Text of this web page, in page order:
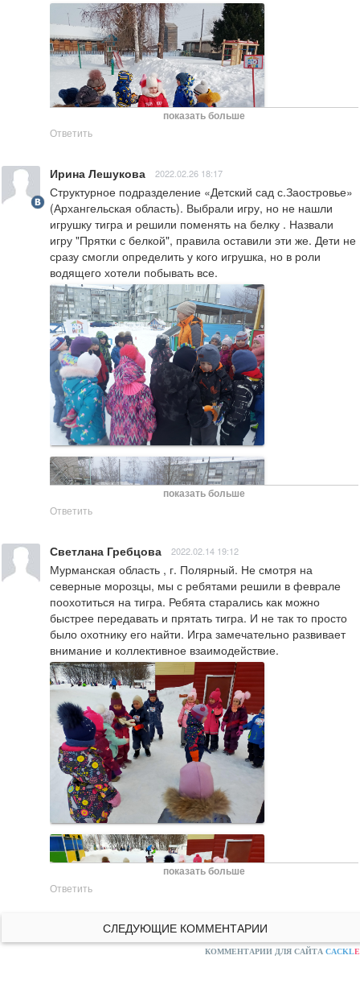
показать больше
Ответить
Ирина Лешукова 2022.02.26 18:17
Структурное подразделение «Детский сад с.Заостровье»
(Архангельская область). Выбрали игру, но не нашли
игрушку тигра и решили поменять на белку . Назвали
игру "Прятки с белкой", правила оставили эти же. Дети не
сразу смогли определить у кого игрушка, но в роли
водящего хотели побывать все.
показать больше
Ответить
Светлана Гребцова 2022.02.14 19:12
Мурманская область , г. Полярный. Не смотря на
северные морозцы, мы с ребятами решили в феврале
поохотиться на тигра. Ребята старались как можно
быстрее передавать и прятать тигра. И не так то просто
было охотнику его найти. Игра замечательно развивает
внимание и коллективное взаимодействие.
показать больше
Ответить
СЛЕДУЮЩИЕ КОММЕНТАРИИ
КОММЕНТАРИИ ДЛЯ САЙТА CACKLE